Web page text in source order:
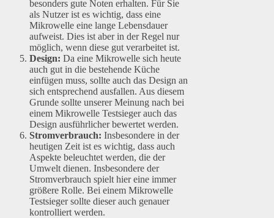
besonders gute Noten erhalten. Für Sie
als Nutzer ist es wichtig, dass eine
Mikrowelle eine lange Lebensdauer
aufweist. Dies ist aber in der Regel nur
möglich, wenn diese gut verarbeitet ist.
Design: Da eine Mikrowelle sich heute
auch gut in die bestehende Küche
einfügen muss, sollte auch das Design an
sich entsprechend ausfallen. Aus diesem
Grunde sollte unserer Meinung nach bei
einem Mikrowelle Testsieger auch das
Design ausführlicher bewertet werden.
Stromverbrauch: Insbesondere in der
heutigen Zeit ist es wichtig, dass auch
Aspekte beleuchtet werden, die der
Umwelt dienen. Insbesondere der
Stromverbrauch spielt hier eine immer
größere Rolle. Bei einem Mikrowelle
Testsieger sollte dieser auch genauer
kontrolliert werden.